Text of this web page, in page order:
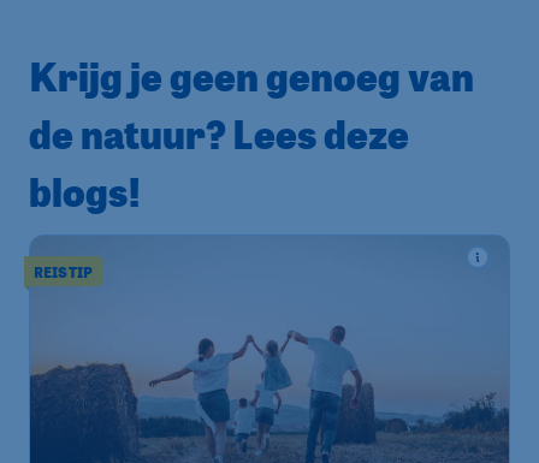
Krijg je geen genoeg van
de natuur? Lees deze
blogs!
REISTIP